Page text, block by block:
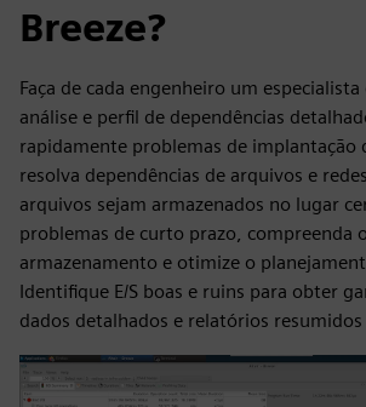
Breeze?
Faça de cada engenheiro um
análise e perfil de dependências
rapidamente problemas de implantação
resolva dependências de arquivos e
arquivos sejam armazenados no lugar
problemas de curto prazo, compreenda
armazenamento e otimize o
Identifique E/S boas e ruins para obter
dados detalhados e relatórios